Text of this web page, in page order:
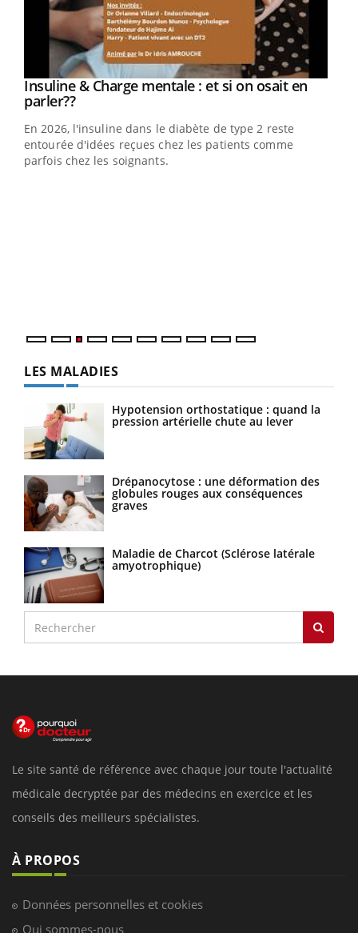
Youtube
Insuline & Charge mentale : et si on osait en
parler??Youtube
En 2026, l'insuline dans le diabète de type 2 reste
entourée d'idées reçues chez les patients comme
parfois chez les soignants.
LES MALADIES
Hypotension orthostatique : quand la
pression artérielle chute au lever
Drépanocytose : une déformation des
globules rouges aux conséquences
graves
Maladie de Charcot (Sclérose latérale
amyotrophique)
Le site santé de référence avec chaque jour toute l'actualité
médicale decryptée par des médecins en exercice et les
conseils des meilleurs spécialistes.
À PROPOS
Données personnelles et cookies
Qui sommes-nous